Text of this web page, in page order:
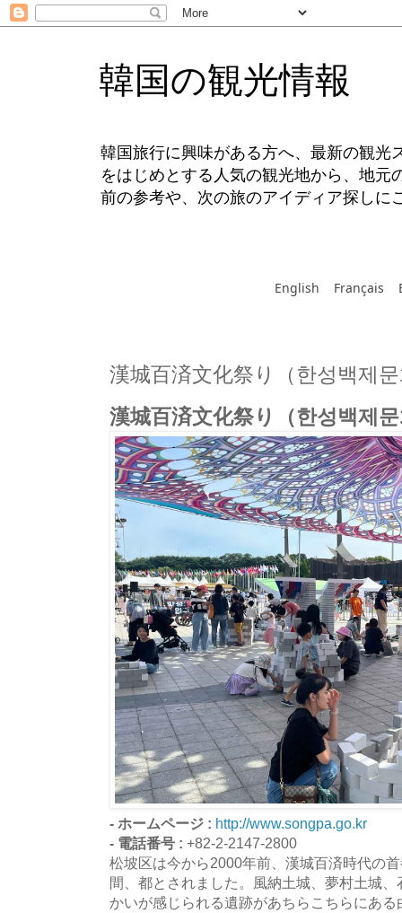
韓国の観光情報
韓国旅行に興味がある方へ、最新の観光
をはじめとする人気の観光地から、地
前の参考や、次の旅のアイディア探しに
English Français
漢城百済文化祭り（한성백제
漢城百済文化祭り（한성백제
- ホームページ : http://www.songpa.go.kr
- 電話番号 : +82-2-2147-2800
松坡区は今から2000年前、漢城百済時代の
間、都とされました。風納土城、夢村土城
かいが感じられる遺跡があちらこちらにあ